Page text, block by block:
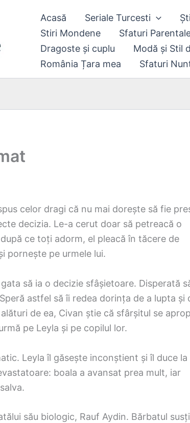
Acasă Seriale Turcesti
Stiri Mondene
Sfaturi
Dragoste și cuplu
Modă și Stil
România Țara mea
Sfaturi
celor dragi că nu mai dorește să fie
decizia. Le-a cerut doar să petreacă o
ce toți adorm, el pleacă în tăcere de
pornește pe urmele lui.
să ia o decizie sfâșietoare. Disperată
astfel să îi redea dorința de a lupta și
de ea, Civan știe că sfârșitul se
pe Leyla și pe copilul lor.
Leyla îl găsește inconștient și îl duce la
boala a avansat prea mult, iar
său biologic, Rauf Aydin. Bărbatul